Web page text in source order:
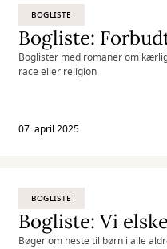
BOGLISTE
Bogliste:
Boglister med romaner om
race eller religion
07. april 2025
BOGLISTE
Bogliste: Vi
Bøger om heste til børn i alle